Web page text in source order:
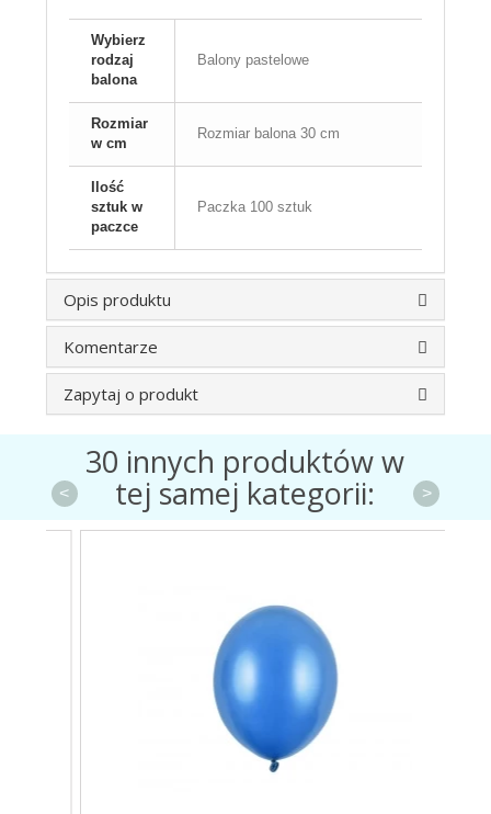
Wybierz
rodzaj
balona
Balony pastelowe
Rozmiar
w cm
Rozmiar balona 30 cm
Ilość
sztuk w
paczce
Paczka 100 sztuk
Opis produktu
Komentarze
Zapytaj o produkt
30 innych produktów w
tej samej kategorii:
< >